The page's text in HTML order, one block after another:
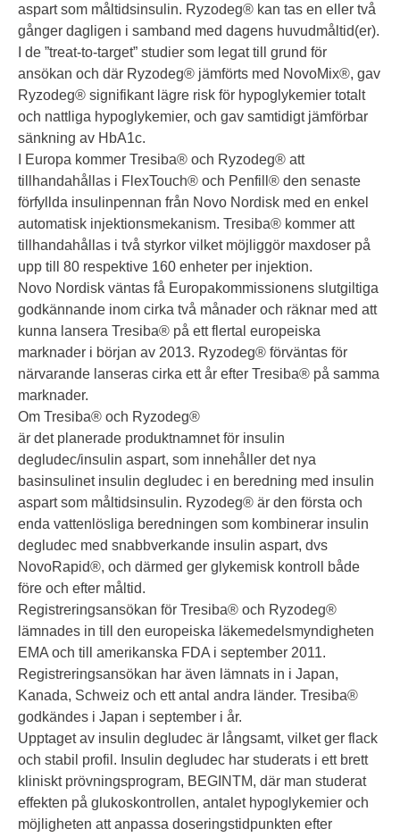
aspart som måltidsinsulin. Ryzodeg® kan tas en eller två
gånger dagligen i samband med dagens huvudmåltid(er).
I de ”treat-to-target” studier som legat till grund för
ansökan och där Ryzodeg® jämförts med NovoMix®, gav
Ryzodeg® signifikant lägre risk för hypoglykemier totalt
och nattliga hypoglykemier, och gav samtidigt jämförbar
sänkning av HbA1c.
I Europa kommer Tresiba® och Ryzodeg® att
tillhandahållas i FlexTouch® och Penfill® den senaste
förfyllda insulinpennan från Novo Nordisk med en enkel
automatisk injektionsmekanism. Tresiba® kommer att
tillhandahållas i två styrkor vilket möjliggör maxdoser på
upp till 80 respektive 160 enheter per injektion.
Novo Nordisk väntas få Europakommissionens slutgiltiga
godkännande inom cirka två månader och räknar med att
kunna lansera Tresiba® på ett flertal europeiska
marknader i början av 2013. Ryzodeg® förväntas för
närvarande lanseras cirka ett år efter Tresiba® på samma
marknader.
Om Tresiba® och Ryzodeg®
är det planerade produktnamnet för insulin
degludec/insulin aspart, som innehåller det nya
basinsulinet insulin degludec i en beredning med insulin
aspart som måltidsinsulin. Ryzodeg® är den första och
enda vattenlösliga beredningen som kombinerar insulin
degludec med snabbverkande insulin aspart, dvs
NovoRapid®, och därmed ger glykemisk kontroll både
före och efter måltid.
Registreringsansökan för Tresiba® och Ryzodeg®
lämnades in till den europeiska läkemedelsmyndigheten
EMA och till amerikanska FDA i september 2011.
Registreringsansökan har även lämnats in i Japan,
Kanada, Schweiz och ett antal andra länder. Tresiba®
godkändes i Japan i september i år.
Upptaget av insulin degludec är långsamt, vilket ger flack
och stabil profil. Insulin degludec har studerats i ett brett
kliniskt prövningsprogram, BEGINTM, där man studerat
effekten på glukoskontrollen, antalet hypoglykemier och
möjligheten att anpassa doseringstidpunkten efter